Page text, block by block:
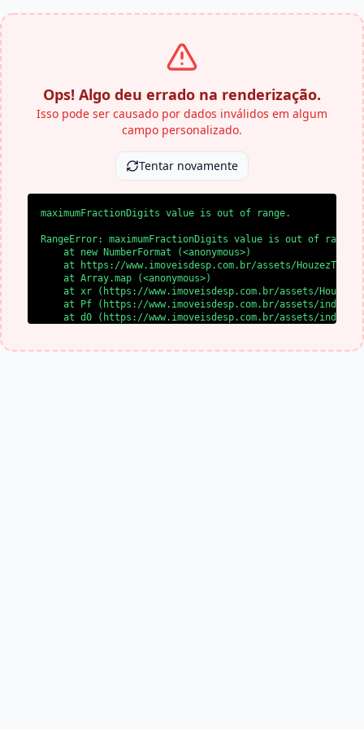
Ops! Algo deu errado na renderização.
Isso pode ser causado por dados inválidos em algum
campo personalizado.
Tentar novamente
maximumFractionDigits value is out of range.
RangeError: maximumFractionDigits value is out of range.
    at new NumberFormat (<anonymous>)
at https://www.imoveisdesp.com.br/assets/
    at Array.map (<anonymous>)
at xr (https://www.imoveisdesp.com.br/assets/
at Pf (https://www.imoveisdesp.com.br/assets/index-
at d0 (https://www.imoveisdesp.com.br/assets/index-
at l0 (https://www.imoveisdesp.com.br/assets/index-
at SS (https://www.imoveisdesp.com.br/assets/index-